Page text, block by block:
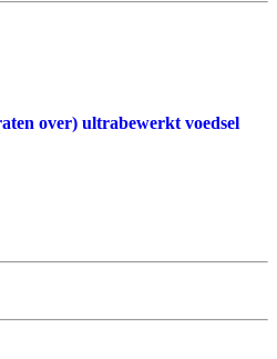
over) ultrabewerkt voedsel